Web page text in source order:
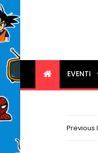
EVENTI
Previous